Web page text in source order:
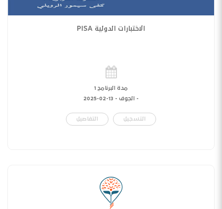
الاختبارات الدولية PISA
مدة البرنامج 1
- الجوف - 13-02-2025
التسجيل التفاصيل